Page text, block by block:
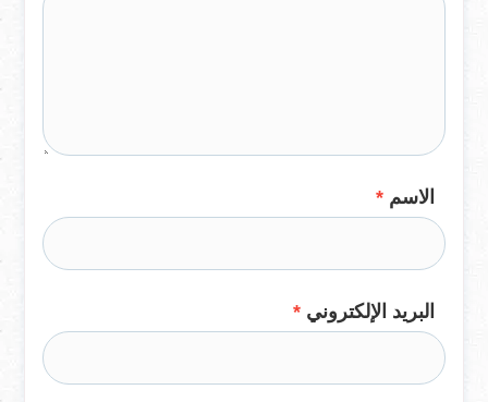
الاسم *
البريد الإلكتروني *